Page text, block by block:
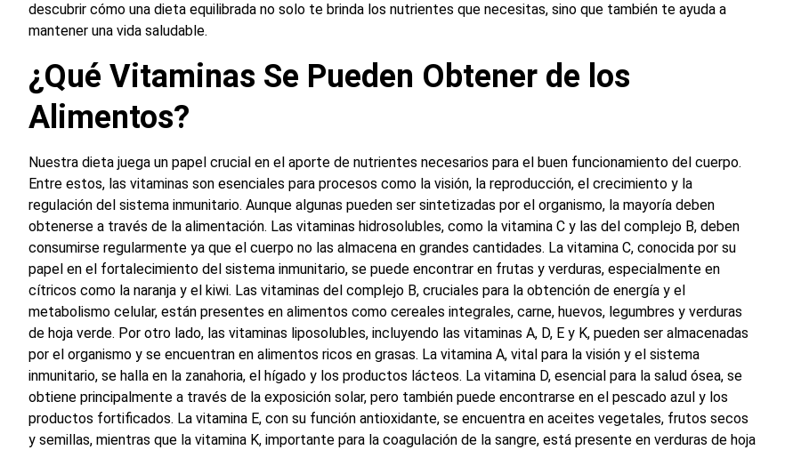
descubrir cómo una dieta equilibrada no solo te brinda los nutrientes que necesitas, sino que también te ayuda a
mantener una vida saludable.
¿Qué Vitaminas Se Pueden Obtener de los
Alimentos?
Nuestra dieta juega un papel crucial en el aporte de nutrientes necesarios para el buen funcionamiento del cuerpo.
Entre estos, las vitaminas son esenciales para procesos como la visión, la reproducción, el crecimiento y la
regulación del sistema inmunitario. Aunque algunas pueden ser sintetizadas por el organismo, la mayoría deben
obtenerse a través de la alimentación. Las vitaminas hidrosolubles, como la vitamina C y las del complejo B, deben
consumirse regularmente ya que el cuerpo no las almacena en grandes cantidades. La vitamina C, conocida por su
papel en el fortalecimiento del sistema inmunitario, se puede encontrar en frutas y verduras, especialmente en
cítricos como la naranja y el kiwi. Las vitaminas del complejo B, cruciales para la obtención de energía y el
metabolismo celular, están presentes en alimentos como cereales integrales, carne, huevos, legumbres y verduras
de hoja verde. Por otro lado, las vitaminas liposolubles, incluyendo las vitaminas A, D, E y K, pueden ser almacenadas
por el organismo y se encuentran en alimentos ricos en grasas. La vitamina A, vital para la visión y el sistema
inmunitario, se halla en la zanahoria, el hígado y los productos lácteos. La vitamina D, esencial para la salud ósea, se
obtiene principalmente a través de la exposición solar, pero también puede encontrarse en el pescado azul y los
productos fortificados. La vitamina E, con su función antioxidante, se encuentra en aceites vegetales, frutos secos
y semillas, mientras que la vitamina K, importante para la coagulación de la sangre, está presente en verduras de hoja